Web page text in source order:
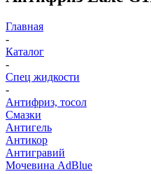
Главная
-
Каталог
-
Спец жидкости
-
Антифриз, тосол
Смазки
Антигель
Антикор
Антигравий
Мочевина AdBlue